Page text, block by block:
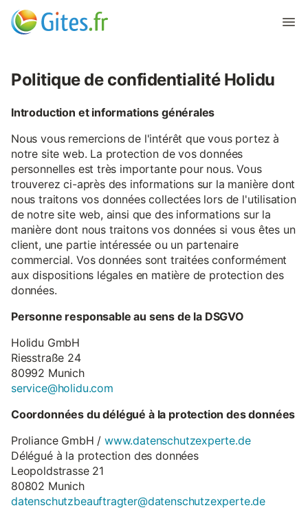
Politique de confidentialité Holidu
Introduction et informations générales
Nous vous remercions de l'intérêt que vous portez à
notre site web. La protection de vos données
personnelles est très importante pour nous. Vous
trouverez ci-après des informations sur la manière dont
nous traitons vos données collectées lors de l'utilisation
de notre site web, ainsi que des informations sur la
manière dont nous traitons vos données si vous êtes un
client, une partie intéressée ou un partenaire
commercial. Vos données sont traitées conformément
aux dispositions légales en matière de protection des
données.
Personne responsable au sens de la DSGVO
Holidu GmbH
Riesstraße 24
80992 Munich
service@holidu.com
Coordonnées du délégué à la protection des données
Proliance GmbH /www.datenschutzexperte.de
Délégué à la protection des données
Leopoldstrasse 21
80802 Munich
datenschutzbeauftragter@datenschutzexperte.de